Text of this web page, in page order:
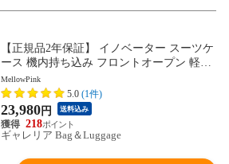
【正規品2年保証】 イノベーター スーツケ
ース 機内持ち込み フロントオープン 軽量
innovator キャリーケース ブランド 小さめ
Sサイズ ストッパー TSAロック 3泊 4泊 38
L Extreme Journey Cabin INV50
MellowPink
5.0 (1件)
23,980円 送料込み
218
ギャレリア Bag＆Luggage